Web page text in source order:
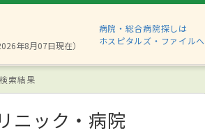
年8月07日現在）
病院・総合病院探しは
ホスピタルズ・ファイルへ
索結果
ニック・病院